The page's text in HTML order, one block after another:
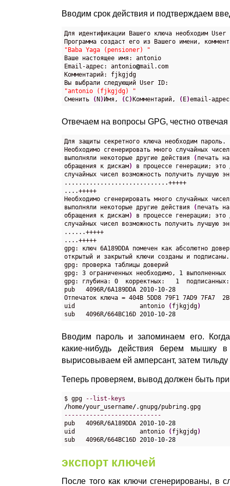
Вводим срок действия и подтверждаем
Для идентификации Вашего ключа необходим User
"Baba Yaga (pensioner) "
Ваше настоящее имя: antonio
Email-адрес: antonio@mail.com
Комментарий: fjkgjdg
"antonio (fjkgjdg) "
Сменить
(N)Имя, (C)Комментарий, (E)email-
Отвечаем на вопросы GPG, честно
Для защиты секретного ключа необходим пароль.
Необходимо сгенерировать много случайных
выполняли некоторые другие действия
(печать
обращения к дискам)
в процессе генерации; это
случайных чисел возможность получить лучшую
.............................+++++
....+++++
Необходимо сгенерировать много случайных
выполняли некоторые другие действия
(печать
обращения к дискам)
в процессе генерации; это
случайных чисел возможность получить лучшую
......+++++
....+++++
gpg: ключ 6A189DDA помечен как абсолютно
открытый и закрытый ключи созданы и подписаны.
gpg: проверка таблицы доверий
gpg: 3 ограниченных необходимо, 1
выполненных
gpg: глубина: 0
  корректных:
1
pub   4096R/6A189DDA 2010-10-28
Отпечаток ключа = 404B 5DD8 79F1 7AD9 7FA7
uid                  antonio
(fjkgjdg)
sub   4096R/664BC16D 2010-10-28
Вводим пароль и запоминаем его.
какие-нибудь действия берем мышку
вырисовываем ей амперсант, затем тильду
Теперь проверяем, вывод должен быть
$ gpg
--list-keys
/home/your_username/.gnupg/
---------------------------
pub   4096R/6A189DDA 2010-10-28
uid                  antonio
(fjkgjdg)
sub   4096R/664BC16D 2010-10-28
экспорт ключей
После того как ключи сгенерированы, в